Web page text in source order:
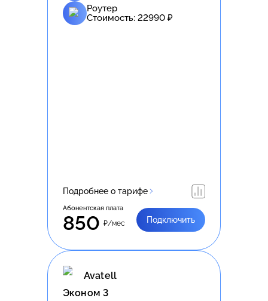
Роутер
Стоимость: 22990 ₽
Подробнее о тарифе
Абонентская плата
850 ₽/мес Подключить
Avatell
Эконом 3